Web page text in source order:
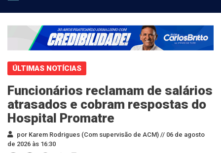
ÚLTIMAS NOTÍCIAS
Funcionários reclamam de salários
atrasados e cobram respostas do
Hospital Promatre
por Karem Rodrigues (Com supervisão de ACM) // 06 de agosto
de 2026 às 16:30